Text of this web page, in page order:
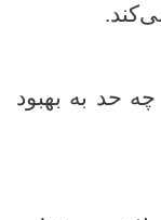
حد به بهبود